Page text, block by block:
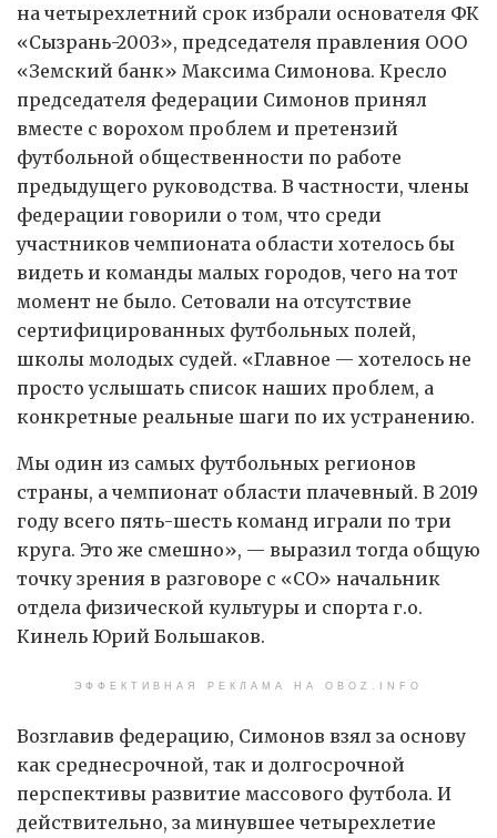
на четырехлетний срок избрали основателя ФК
«Сызрань-2003», председателя правления ООО
«Земский банк» Максима Симонова. Кресло
председателя федерации Симонов принял
вместе с ворохом проблем и претензий
футбольной общественности по работе
предыдущего руководства. В частности, члены
федерации говорили о том, что среди
участников чемпионата области хотелось бы
видеть и команды малых городов, чего на тот
момент не было. Сетовали на отсутствие
сертифицированных футбольных полей,
школы молодых судей. «Главное — хотелось не
просто услышать список наших проблем, а
конкретные реальные шаги по их устранению.
Мы один из самых футбольных регионов
страны, а чемпионат области плачевный. В 2019
году всего пять-шесть команд играли по три
круга. Это же смешно», — выразил тогда общую
точку зрения в разговоре с «СО» начальник
отдела физической культуры и спорта г.о.
Кинель Юрий Большаков.
ЭФФЕКТИВНАЯ РЕКЛАМА НА OBOZ.INFO
Возглавив федерацию, Симонов взял за основу
как среднесрочной, так и долгосрочной
перспективы развитие массового футбола. И
действительно, за минувшее четырехлетие